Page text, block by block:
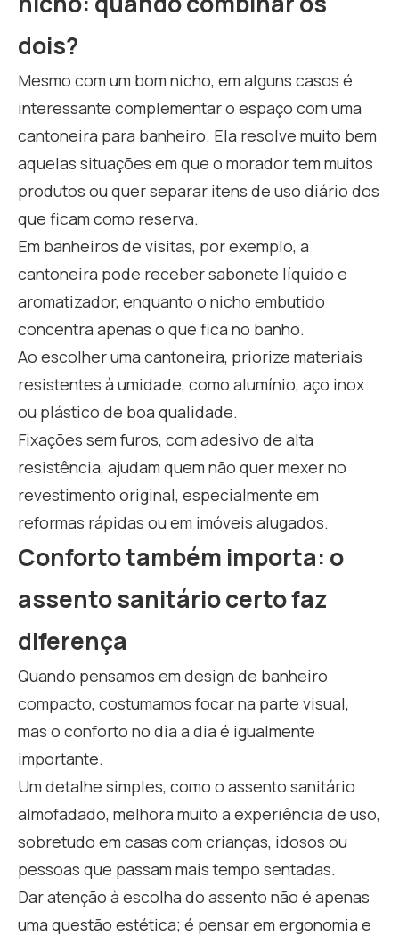
dois?
Mesmo com um bom nicho, em alguns casos é
interessante complementar o espaço com uma
cantoneira para banheiro. Ela resolve muito bem
aquelas situações em que o morador tem muitos
produtos ou quer separar itens de uso diário dos
que ficam como reserva.
Em banheiros de visitas, por exemplo, a
cantoneira pode receber sabonete líquido e
aromatizador, enquanto o nicho embutido
concentra apenas o que fica no banho.
Ao escolher uma cantoneira, priorize materiais
resistentes à umidade, como alumínio, aço inox
ou plástico de boa qualidade.
Fixações sem furos, com adesivo de alta
resistência, ajudam quem não quer mexer no
revestimento original, especialmente em
reformas rápidas ou em imóveis alugados.
Conforto também importa: o
assento sanitário certo faz
diferença
Quando pensamos em design de banheiro
compacto, costumamos focar na parte visual,
mas o conforto no dia a dia é igualmente
importante.
Um detalhe simples, como o assento sanitário
almofadado, melhora muito a experiência de uso,
sobretudo em casas com crianças, idosos ou
pessoas que passam mais tempo sentadas.
Dar atenção à escolha do assento não é apenas
uma questão estética; é pensar em ergonomia e